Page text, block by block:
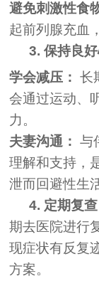
避免刺激性食
起前列腺充血
3. 保持良
学会减压： 长
会通过运动、
力。
夫妻沟通： 与
理解和支持，
泄而回避性生
4. 定期复查
期去医院进行
现症状有反复
方案。